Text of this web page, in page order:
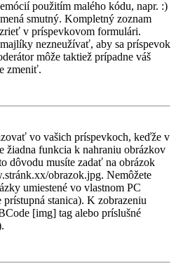
použitím malého kódu, napr. :)
smutný. Kompletný zoznam
v príspevkovom formulári.
nezneužívať, aby sa príspevok
môže taktiež prípadne váš
zmeniť.
vo vašich príspevkoch, keďže v
žiadna funkcia k nahraniu obrázkov
dôvodu musíte zadať na obrázok
obrazok.jpg. Nemôžete
umiestené vo vlastnom PC
stanica). K zobrazeniu
[img] tag alebo príslušné